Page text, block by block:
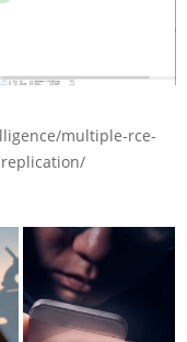
multiple-rce-